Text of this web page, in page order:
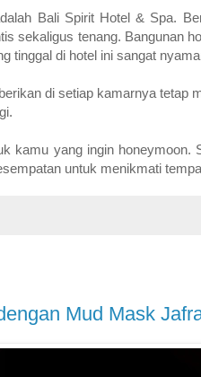
Bali Spirit Hotel & Spa.
sekaligus tenang. Bangunan
tinggal di hotel ini sangat
di setiap kamarnya tetap
kamu yang ingin honeymoon.
untuk menikmati
Mud Mask